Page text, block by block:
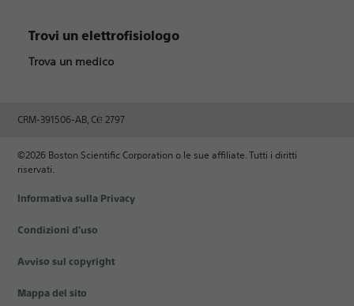
Trovi un elettrofisiologo
Trova un medico
CRM-391506-AB, CⲈ 2797
©2026 Boston Scientific Corporation o le sue affiliate. Tutti i diritti
riservati.
Informativa sulla Privacy
Condizioni d'uso
Avviso sul copyright
Mappa del sito